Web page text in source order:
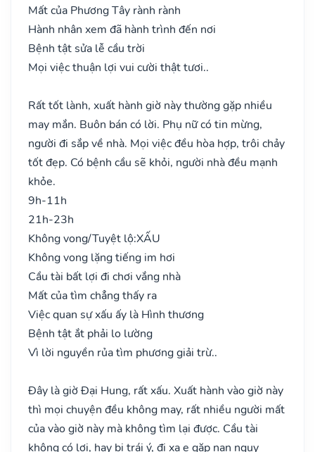
Mất của Phương Tây rành rành
Hành nhân xem đã hành trình đến nơi
Bệnh tật sửa lễ cầu trời
Mọi việc thuận lợi vui cười thật tươi..
Rất tốt lành, xuất hành giờ này thường gặp nhiều
may mắn. Buôn bán có lời. Phụ nữ có tin mừng,
người đi sắp về nhà. Mọi việc đều hòa hợp, trôi chảy
tốt đẹp. Có bệnh cầu sẽ khỏi, người nhà đều mạnh
khỏe.
9h-11h
21h-23h
Không vong/Tuyệt lộ:XẤU
Không vong lặng tiếng im hơi
Cầu tài bất lợi đi chơi vắng nhà
Mất của tìm chẳng thấy ra
Việc quan sự xấu ấy là Hình thương
Bệnh tật ắt phải lo lường
Vì lời nguyền rủa tìm phương giải trừ..
Đây là giờ Đại Hung, rất xấu. Xuất hành vào giờ này
thì mọi chuyện đều không may, rất nhiều người mất
của vào giờ này mà không tìm lại được. Cầu tài
không có lợi, hay bị trái ý, đi xa e gặp nạn nguy